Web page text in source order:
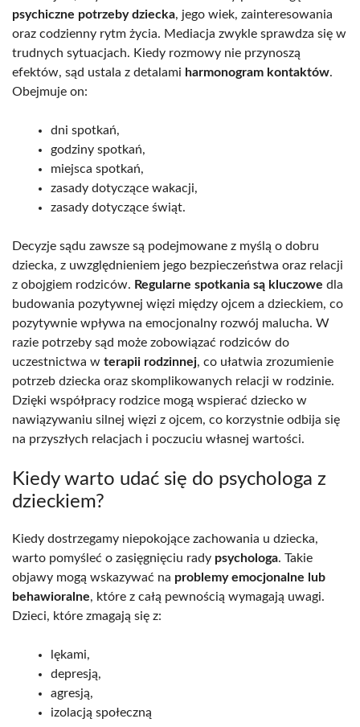
psychiczne potrzeby dziecka, jego wiek, zainteresowania
oraz codzienny rytm życia. Mediacja zwykle sprawdza się w
trudnych sytuacjach. Kiedy rozmowy nie przynoszą
efektów, sąd ustala z detalami harmonogram kontaktów.
Obejmuje on:
dni spotkań,
godziny spotkań,
miejsca spotkań,
zasady dotyczące wakacji,
zasady dotyczące świąt.
Decyzje sądu zawsze są podejmowane z myślą o dobru
dziecka, z uwzględnieniem jego bezpieczeństwa oraz relacji
z obojgiem rodziców. Regularne spotkania są kluczowe dla
budowania pozytywnej więzi między ojcem a dzieckiem, co
pozytywnie wpływa na emocjonalny rozwój malucha. W
razie potrzeby sąd może zobowiązać rodziców do
uczestnictwa w terapii rodzinnej, co ułatwia zrozumienie
potrzeb dziecka oraz skomplikowanych relacji w rodzinie.
Dzięki współpracy rodzice mogą wspierać dziecko w
nawiązywaniu silnej więzi z ojcem, co korzystnie odbija się
na przyszłych relacjach i poczuciu własnej wartości.
Kiedy warto udać się do psychologa z
dzieckiem?
Kiedy dostrzegamy niepokojące zachowania u dziecka,
warto pomyśleć o zasięgnięciu rady psychologa. Takie
objawy mogą wskazywać na problemy emocjonalne lub
behawioralne, które z całą pewnością wymagają uwagi.
Dzieci, które zmagają się z:
lękami,
depresją,
agresją,
izolacją społeczną